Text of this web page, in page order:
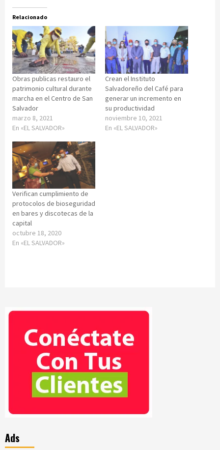
Relacionado
Obras publicas restauro el
patrimonio cultural durante
marcha en el Centro de San
Salvador
marzo 8, 2021
En «EL SALVADOR»
Crean el Instituto
Salvadoreño del Café para
generar un incremento en
su productividad
noviembre 10, 2021
En «EL SALVADOR»
Verifican cumplimiento de
protocolos de bioseguridad
en bares y discotecas de la
capital
octubre 18, 2020
En «EL SALVADOR»
Ads